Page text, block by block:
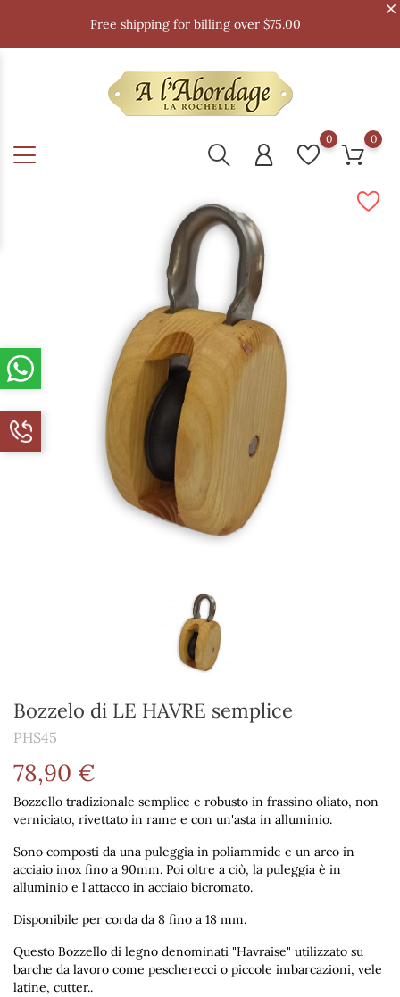
Free shipping for billing over $75.00
0 0
Bozzelo di LE HAVRE semplice
PHS45
78,90 €
Bozzello tradizionale semplice e robusto in frassino oliato, non
verniciato, rivettato in rame e con un'asta in alluminio.
Sono composti da una puleggia in poliammide e un arco in
acciaio inox fino a 90mm. Poi oltre a ciò, la puleggia è in
alluminio e l'attacco in acciaio bicromato.
Disponibile per corda da 8 fino a 18 mm.
Questo Bozzello di legno denominati "Havraise" utilizzato su
barche da lavoro come pescherecci o piccole imbarcazioni, vele
latine, cutter..